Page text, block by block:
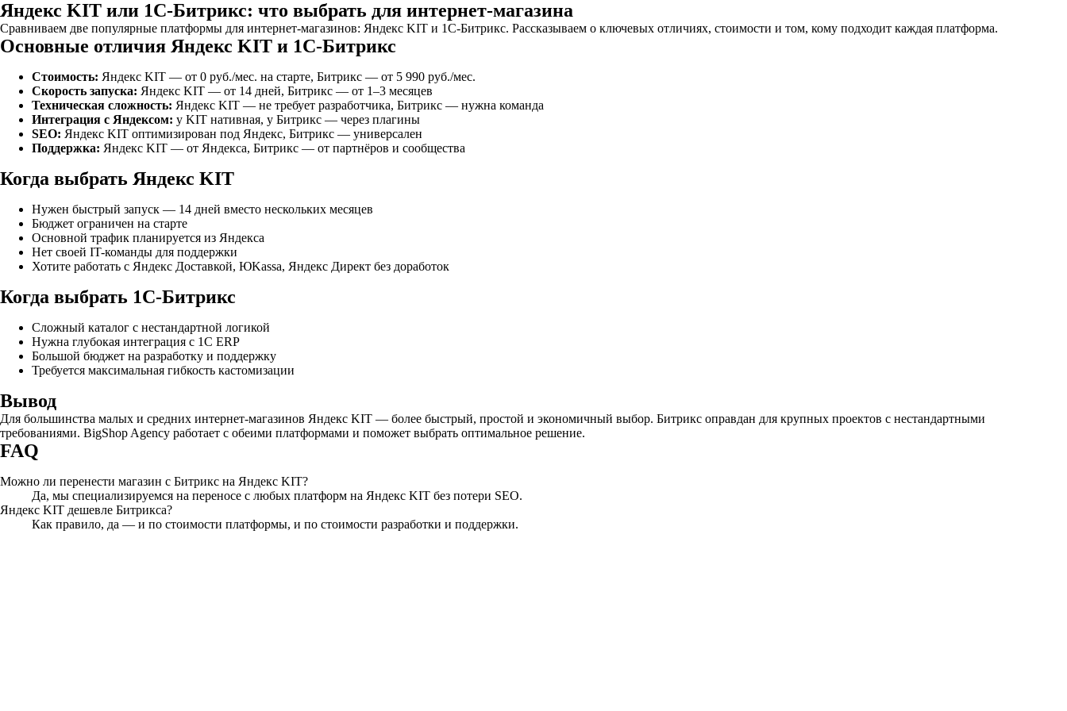
Яндекс KIT или 1С-Битрикс: что выбрать для интернет-магазина
Сравниваем две популярные платформы для интернет-магазинов: Яндекс KIT и 1С-Битрикс. Рассказываем о ключевых отличиях, стоимости и том, кому подходит каждая платформа.
Основные отличия Яндекс KIT и 1С-Битрикс
Стоимость: Яндекс KIT — от 0 руб./мес. на старте, Битрикс — от 5 990 руб./мес.
Скорость запуска: Яндекс KIT — от 14 дней, Битрикс — от 1–3 месяцев
Техническая сложность: Яндекс KIT — не требует разработчика, Битрикс — нужна команда
Интеграция с Яндексом: у KIT нативная, у Битрикс — через плагины
SEO: Яндекс KIT оптимизирован под Яндекс, Битрикс — универсален
Поддержка: Яндекс KIT — от Яндекса, Битрикс — от партнёров и сообщества
Когда выбрать Яндекс KIT
Нужен быстрый запуск — 14 дней вместо нескольких месяцев
Бюджет ограничен на старте
Основной трафик планируется из Яндекса
Нет своей IT-команды для поддержки
Хотите работать с Яндекс Доставкой, ЮKassa, Яндекс Директ без доработок
Когда выбрать 1С-Битрикс
Сложный каталог с нестандартной логикой
Нужна глубокая интеграция с 1С ERP
Большой бюджет на разработку и поддержку
Требуется максимальная гибкость кастомизации
Вывод
Для большинства малых и средних интернет-магазинов Яндекс KIT — более быстрый, простой и экономичный выбор. Битрикс оправдан для крупных проектов с нестандартными
требованиями. BigShop Agency работает с обеими платформами и поможет выбрать оптимальное решение.
FAQ
Можно ли перенести магазин с Битрикс на Яндекс KIT?
Да, мы специализируемся на переносе с любых платформ на Яндекс KIT без потери SEO.
Яндекс KIT дешевле Битрикса?
Как правило, да — и по стоимости платформы, и по стоимости разработки и поддержки.